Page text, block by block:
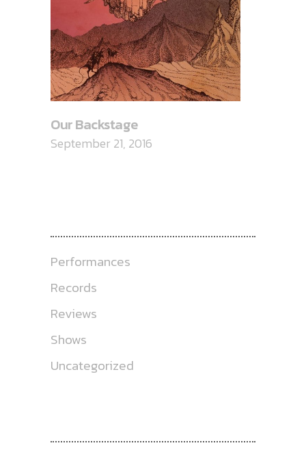
Our Backstage
September 21, 2016
Performances
Records
Reviews
Shows
Uncategorized